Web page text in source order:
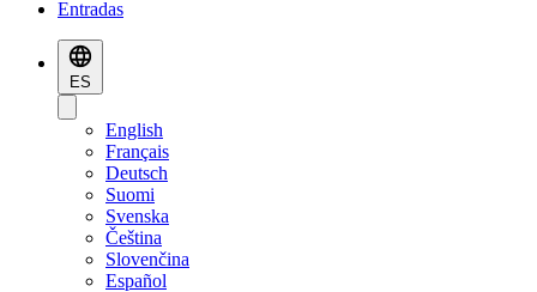
Entradas
ES
English
Français
Deutsch
Suomi
Svenska
Čeština
Slovenčina
Español